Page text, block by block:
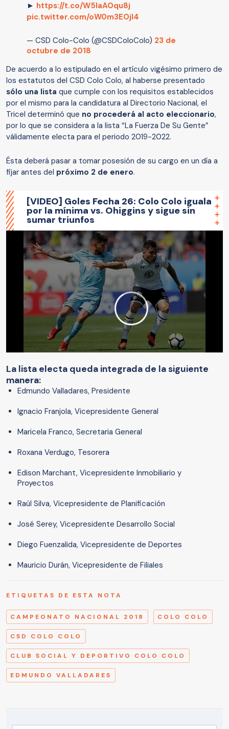
► https://t.co/W5IaAOqu8j
pic.twitter.com/oW0m3EOjl4
— CSD Colo-Colo (@CSDColoColo) 23 de
octubre de 2018
De acuerdo a lo estipulado en el artículo vigésimo primero de
los estatutos del CSD Colo Colo, al haberse presentado
sólo una lista que cumple con los requisitos establecidos
por el mismo para la candidatura al Directorio Nacional, el
Tricel determinó que no procederá al acto eleccionario,
por lo que se considera a la lista “La Fuerza De Su Gente”
válidamente electa para el periodo 2019-2022.
Ésta deberá pasar a tomar posesión de su cargo en un día a
fijar antes del próximo 2 de enero.
[VIDEO] Goles Fecha 26: Colo Colo iguala
por la mínima vs. Ohiggins y sigue sin
sumar triunfos
La lista electa queda integrada de la siguiente
manera:
Edmundo Valladares, Presidente
Ignacio Franjola, Vicepresidente General
Maricela Franco, Secretaria General
Roxana Verdugo, Tesorera
Edison Marchant, Vicepresidente Inmobiliario y
Proyectos
Raúl Silva, Vicepresidente de Planificación
José Serey, Vicepresidente Desarrollo Social
Diego Fuenzalida, Vicepresidente de Deportes
Mauricio Durán, Vicepresidente de Filiales
ETIQUETAS DE ESTA NOTA
CAMPEONATO NACIONAL 2018 COLO COLO
CSD COLO COLO
CLUB SOCIAL Y DEPORTIVO COLO COLO
EDMUNDO VALLADARES